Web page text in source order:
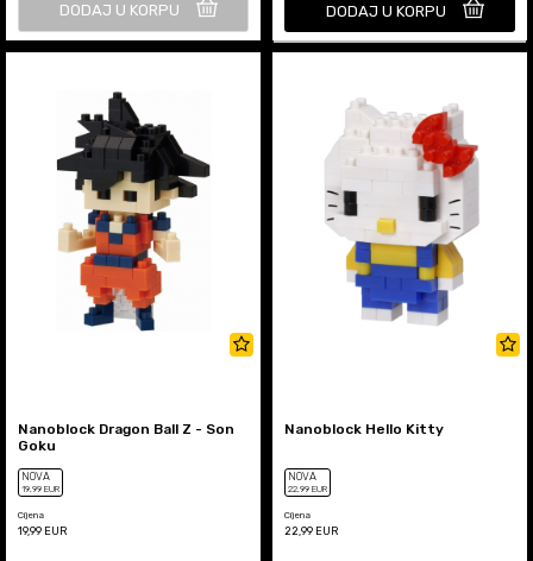
DODAJ U KORPU DODAJ U KORPU
Nanoblock Dragon Ball Z - Son
Goku
NOVA
19,99 EUR
Cijena
19,99 EUR
Nanoblock Hello Kitty
NOVA
22,99 EUR
Cijena
22,99 EUR